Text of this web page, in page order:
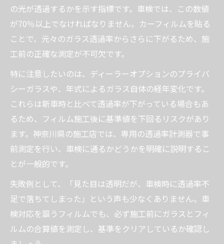
の光が透過するかを示す指標です。車検では、この数値
が70％以上でなければなりません。カーフィルムを貼る
ことで、元々のガラス透過率からさらに下がるため、施
工前の正確な測定が不可欠です。
特に注意したいのは、ディーラーオプションのプライバ
シーガラスや、年式によるガラス自体の経年変化です。
これらは新車時と比べて透過率が下がっている場合もあ
るため、フィルム施工後に基準値を下回るリスクがあり
ます。神奈川県の施工店では、専用の透過率計測器で事
前測定を行い、車検に通るかどうかを明確に説明するこ
とが一般的です。
失敗例として、「見た目は透明だが、車検時に透過率不
足で落ちてしまった」という声も少なくありません。車
検対応を謳うフィルムでも、必ず施工前にガラスとフィ
ルムの合算値を測定し、基準をクリアしているか確認し